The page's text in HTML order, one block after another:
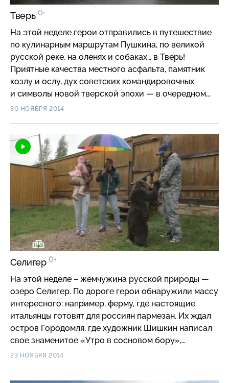
Тверь 0+
На этой неделе герои отправились в путешествие
по кулинарным маршрутам Пушкина, по великой
русской реке, на оленях и собаках… в Тверь!
Приятные качества местного асфальта, памятник
козлу и ослу, дух советских командировочных
и символы новой тверской эпохи — в очередном
выпуске «Хорошо там, где мы есть!».
30 НОЯБРЯ 2014
Селигер0+
На этой неделе – жемчужина русской природы —
озеро Селигер. По дороге герои обнаружили массу
интересного: например, ферму, где настоящие
итальянцы готовят для россиян пармезан. Их ждал
остров Городомля, где художник Шишкин написал
свое знаменитое «Утро в сосновом бору»,
знакомое всем с детства по этикеткам конфет. Они
23 НОЯБРЯ 2014